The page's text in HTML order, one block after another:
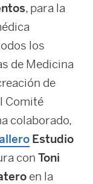
, para la
los
de Medicina
de
Comité
colaborado,
Estudio
con Toni
en la